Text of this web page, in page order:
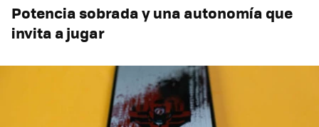
Potencia sobrada y una autonomía que
invita a jugar